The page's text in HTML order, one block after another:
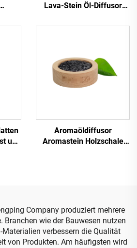
Lava-Stein Öl-Diffusor
frische Luft schwarz/rot
und
Aromaöldiffusor
Aromastein Holzschale
Company produziert mehrere
Branchen wie der Bauwesen nutzen
verbessern die Qualität
von Produkten. Am häufigsten wird